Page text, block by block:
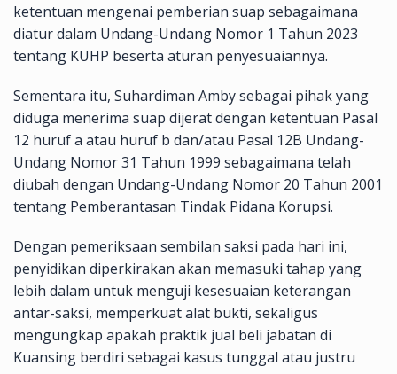
ketentuan mengenai pemberian suap sebagaimana
diatur dalam Undang-Undang Nomor 1 Tahun 2023
tentang KUHP beserta aturan penyesuaiannya.
Sementara itu, Suhardiman Amby sebagai pihak yang
diduga menerima suap dijerat dengan ketentuan Pasal
12 huruf a atau huruf b dan/atau Pasal 12B Undang-
Undang Nomor 31 Tahun 1999 sebagaimana telah
diubah dengan Undang-Undang Nomor 20 Tahun 2001
tentang Pemberantasan Tindak Pidana Korupsi.
Dengan pemeriksaan sembilan saksi pada hari ini,
penyidikan diperkirakan akan memasuki tahap yang
lebih dalam untuk menguji kesesuaian keterangan
antar-saksi, memperkuat alat bukti, sekaligus
mengungkap apakah praktik jual beli jabatan di
Kuansing berdiri sebagai kasus tunggal atau justru